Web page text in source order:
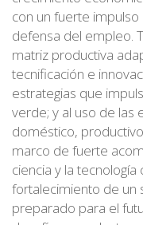
con un fuerte impulso
defensa del empleo.
matriz productiva
tecnificación e
estrategias que
verde; y al uso de las
doméstico,
marco de fuerte
ciencia y la
fortalecimiento de un
preparado para el